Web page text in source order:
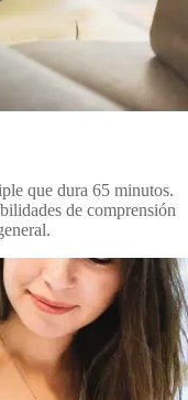
que dura 65 minutos.
de comprensión